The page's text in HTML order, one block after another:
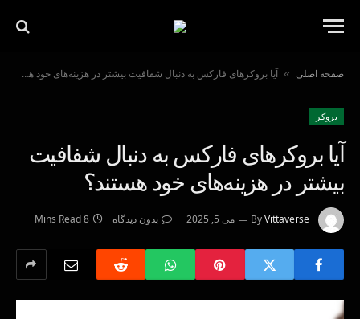
صفحه اصلی » آیا بروکرهای فارکس به دنبال شفافیت بیشتر در هزینه‌های خود هستند؟
بروکر
آیا بروکرهای فارکس به دنبال شفافیت
بیشتر در هزینه‌های خود هستند؟
ByVittaverse می 5, 2025 بدون دیدگاه 8 Mins Read